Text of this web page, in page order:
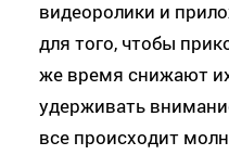
видеоролики и
для того, чтобы
же время снижают
удерживать
все происходит